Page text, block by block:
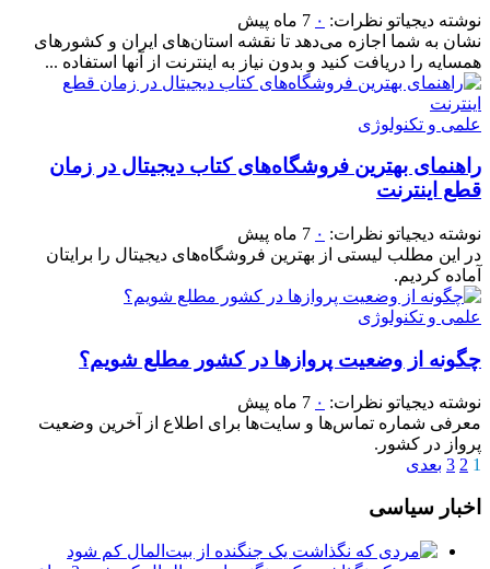
نوشته دیجیاتو نظرات: ۰ 7 ماه پیش
نشان به شما اجازه می‌دهد تا نقشه استان‌های ایران و کشورهای
همسایه را دریافت کنید و بدون نیاز به اینترنت از آنها استفاده ...
علمی و تکنولوژی
راهنمای بهترین فروشگاه‌های کتاب دیجیتال در زمان
قطع اینترنت
نوشته دیجیاتو نظرات: ۰ 7 ماه پیش
در این مطلب لیستی از بهترین فروشگاه‌های دیجیتال را برایتان
آماده کردیم.
علمی و تکنولوژی
چگونه از وضعیت پروازها در کشور مطلع شویم؟
نوشته دیجیاتو نظرات: ۰ 7 ماه پیش
معرفی شماره تماس‌ها و سایت‌ها برای اطلاع از آخرین وضعیت
پرواز در کشور.
1
2
3 بعدی
اخبار سیاسی